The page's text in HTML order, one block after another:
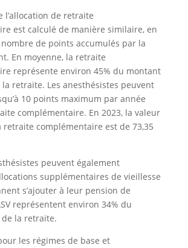
l’allocation de retraite
est calculé de manière similaire, en
de points accumulés par la
En moyenne, la retraite
représente environ 45% du montant
retraite. Les anesthésistes peuvent
10 points maximum par année
complémentaire. En 2023, la valeur
complémentaire est de 73,35
peuvent également
supplémentaires de vieillesse
s’ajouter à leur pension de
représentent environ 34% du
la retraite.
les régimes de base et